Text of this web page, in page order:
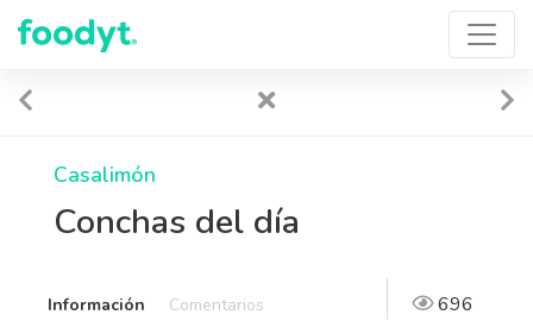
Casalimón
Conchas del día
Información Comentarios 696